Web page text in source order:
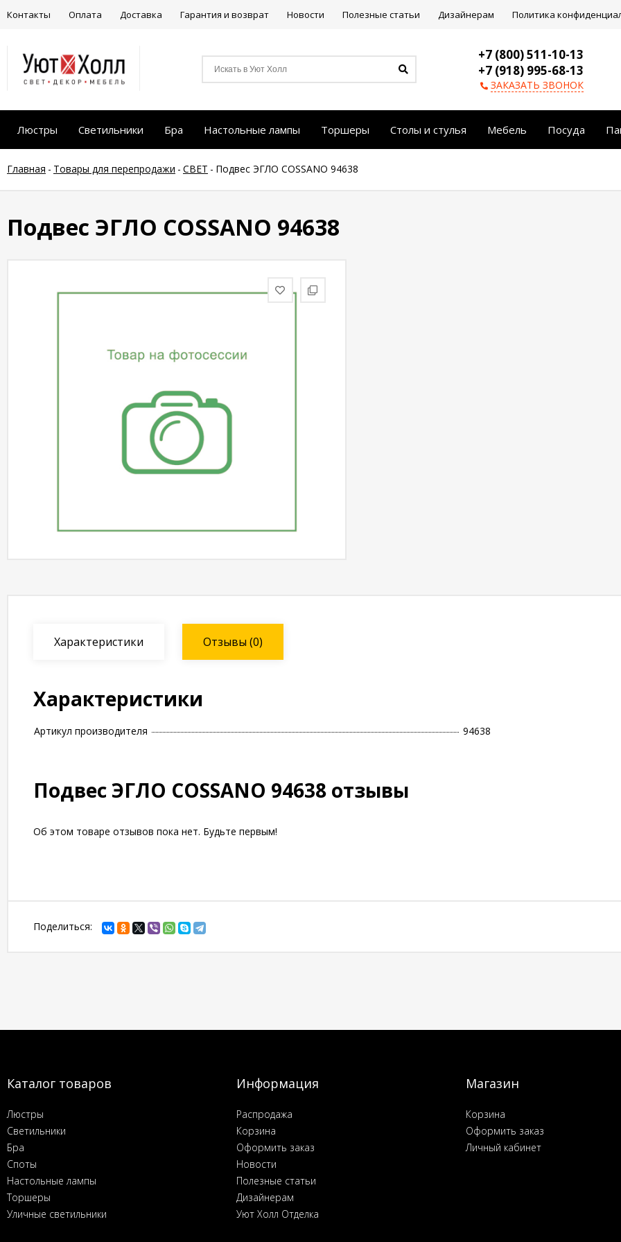
Контакты Оплата Доставка Гарантия и возврат Новости Полезные статьи Дизайнерам Политика
+7 (800) 511-10-13
+7 (918) 995-68-13
ЗАКАЗАТЬ ЗВОНОК
Люстры Светильники Бра Настольные лампы Торшеры Столы и стулья Мебель Посуда
Главная - Товары для перепродажи - СВЕТ - Подвес ЭГЛО COSSANO 94638
Подвес ЭГЛО COSSANO 94638
Характеристики Отзывы (0)
Характеристики
Артикул производителя 94638
Подвес ЭГЛО COSSANO 94638 отзывы
Об этом товаре отзывов пока нет. Будьте первым!
Поделиться:
Каталог товаров
Люстры
Светильники
Бра
Споты
Настольные лампы
Торшеры
Уличные светильники
Информация
Распродажа
Корзина
Оформить заказ
Новости
Полезные статьи
Дизайнерам
Уют Холл Отделка
Магазин
Корзина
Оформить заказ
Личный кабинет